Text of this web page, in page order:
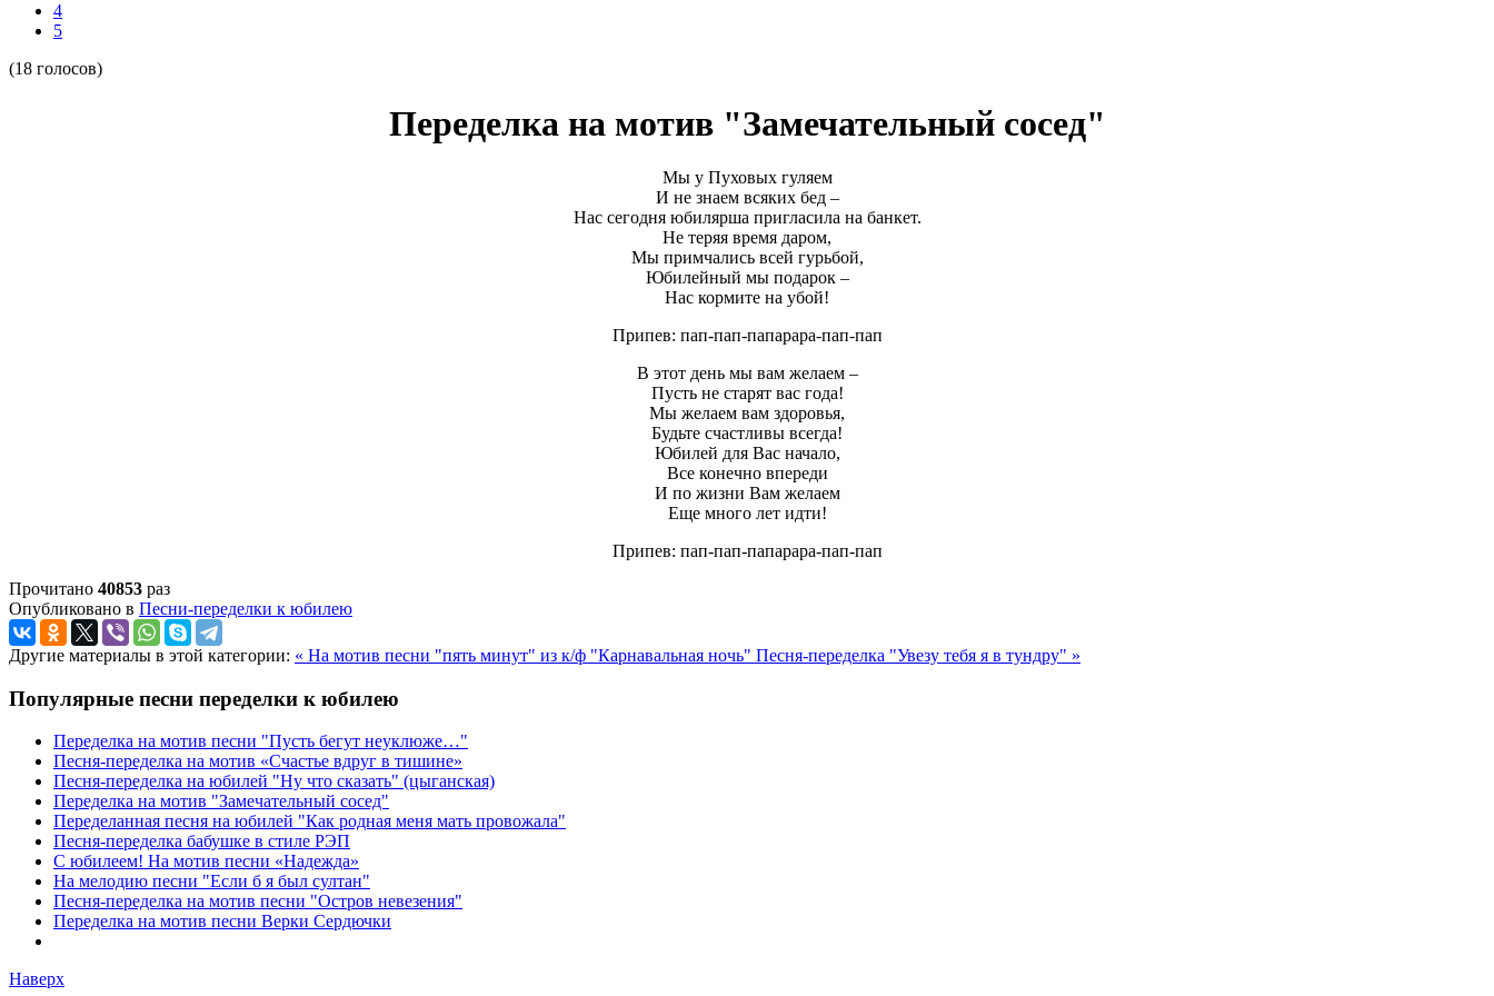
4
5
(18 голосов)
Переделка на мотив "Замечательный сосед"
Мы у Пуховых гуляем
И не знаем всяких бед –
Нас сегодня юбилярша пригласила на банкет.
Не теряя время даром,
Мы примчались всей гурьбой,
Юбилейный мы подарок –
Нас кормите на убой!
Припев: пап-пап-папарара-пап-пап
В этот день мы вам желаем –
Пусть не старят вас года!
Мы желаем вам здоровья,
Будьте счастливы всегда!
Юбилей для Вас начало,
Все конечно впереди
И по жизни Вам желаем
Еще много лет идти!
Припев: пап-пап-папарара-пап-пап
Прочитано 40853 раз
Опубликовано в Песни-переделки к юбилею
Другие материалы в этой категории: « На мотив песни "пять минут" из к/ф "Карнавальная ночь" Песня-переделка "Увезу тебя я в тундру" »
Популярные песни переделки к юбилею
Переделка на мотив песни "Пусть бегут неуклюже…"
Песня-переделка на мотив «Счастье вдруг в тишине»
Песня-переделка на юбилей "Ну что сказать" (цыганская)
Переделка на мотив "Замечательный сосед"
Переделанная песня на юбилей "Как родная меня мать провожала"
Песня-переделка бабушке в стиле РЭП
С юбилеем! На мотив песни «Надежда»
На мелодию песни "Если б я был султан"
Песня-переделка на мотив песни "Остров невезения"
Переделка на мотив песни Верки Сердючки
Наверх